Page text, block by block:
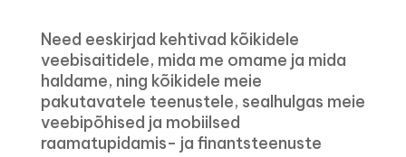
Need eeskirjad kehtivad kõikidele
veebisaitidele, mida me omame ja mida
haldame, ning kõikidele meie
pakutavatele teenustele, sealhulgas meie
veebipõhised ja mobiilsed
raamatupidamis- ja finantsteenuste